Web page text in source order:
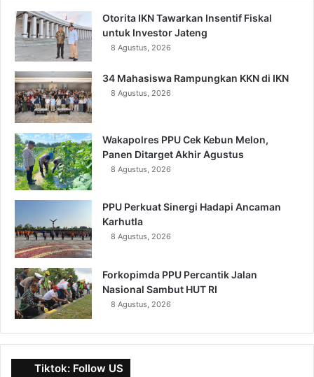
Otorita IKN Tawarkan Insentif Fiskal
untuk Investor Jateng
8 Agustus, 2026
34 Mahasiswa Rampungkan KKN di IKN
8 Agustus, 2026
Wakapolres PPU Cek Kebun Melon,
Panen Ditarget Akhir Agustus
8 Agustus, 2026
PPU Perkuat Sinergi Hadapi Ancaman
Karhutla
8 Agustus, 2026
Forkopimda PPU Percantik Jalan
Nasional Sambut HUT RI
8 Agustus, 2026
Tiktok: Follow US